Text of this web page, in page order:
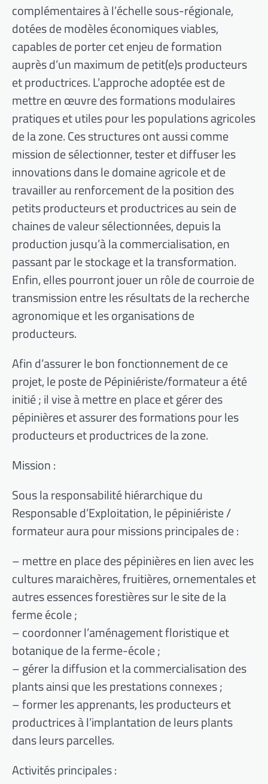
complémentaires à l’échelle sous-régionale,
dotées de modèles économiques viables,
capables de porter cet enjeu de formation
auprès d’un maximum de petit(e)s producteurs
et productrices. L’approche adoptée est de
mettre en œuvre des formations modulaires
pratiques et utiles pour les populations agricoles
de la zone. Ces structures ont aussi comme
mission de sélectionner, tester et diffuser les
innovations dans le domaine agricole et de
travailler au renforcement de la position des
petits producteurs et productrices au sein de
chaines de valeur sélectionnées, depuis la
production jusqu’à la commercialisation, en
passant par le stockage et la transformation.
Enfin, elles pourront jouer un rôle de courroie de
transmission entre les résultats de la recherche
agronomique et les organisations de
producteurs.
Afin d’assurer le bon fonctionnement de ce
projet, le poste de Pépiniériste/formateur a été
initié ; il vise à mettre en place et gérer des
pépinières et assurer des formations pour les
producteurs et productrices de la zone.
Mission :
Sous la responsabilité hiérarchique du
Responsable d’Exploitation, le pépiniériste /
formateur aura pour missions principales de :
– mettre en place des pépinières en lien avec les
cultures maraichères, fruitières, ornementales et
autres essences forestières sur le site de la
ferme école ;
– coordonner l’aménagement floristique et
botanique de la ferme-école ;
– gérer la diffusion et la commercialisation des
plants ainsi que les prestations connexes ;
– former les apprenants, les producteurs et
productrices à l’implantation de leurs plants
dans leurs parcelles.
Activités principales :